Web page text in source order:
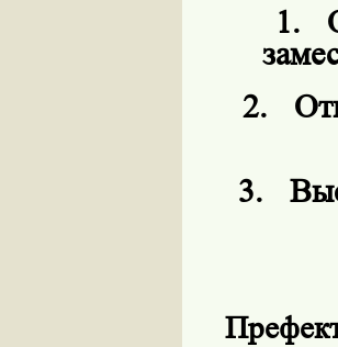
1.
2.
3.